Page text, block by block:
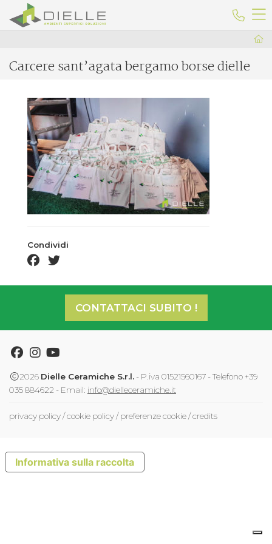
Dielle Ceramiche
Carcere sant’agata bergamo borse dielle
Condividi
facebook share
twitter share
CONTATTACI SUBITO !
Facebook
Instagram
Youtube
2026 Dielle Ceramiche S.r.l. - P.iva 01521560167 - Telefono +39
035 884622 - Email: info@dielleceramiche.it
privacy policy/cookie policy/preferenze cookie/credits
Informativa sulla raccolta